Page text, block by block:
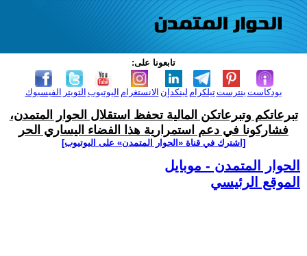
تابعونا على:
الفيسبوك التويتر اليوتيوب الانستغرام لينكدإن تيلكرامبنترست بودكاست
تبرعاتكم وتبرعاتكن المالية تحفظ استقلال الحوار المتمدن،
فشاركونا في دعم استمرارية هذا الفضاء اليساري الحر
[اشترك في قناة ‫«الحوار المتمدن» على اليوتيوب]
الحوار المتمدن - موبايل
الموقع الرئيسي